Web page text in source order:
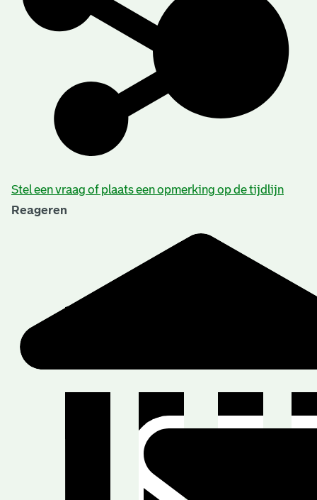
Stel een vraag of plaats een opmerking op de tijdlijn
Reageren